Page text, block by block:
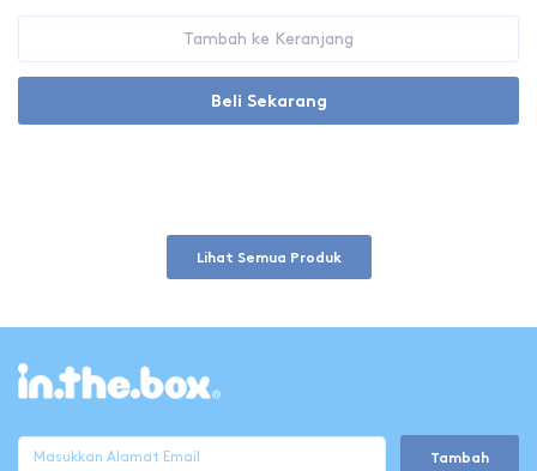
Tambah ke Keranjang
Beli Sekarang
Lihat Semua Produk
Tambah